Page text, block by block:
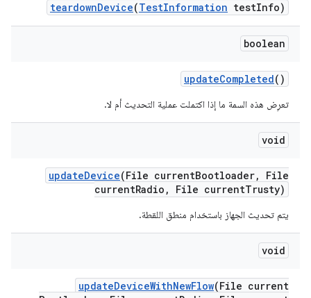
teardownDevice(TestInformation testInfo)
boolean
updateCompleted()
تعرِض هذه السمة ما إذا اكتملت عملية التحديث أم لا.
void
updateDevice(File currentBootloader,
File
currentRadio , File currentTrusty)
يتم تحديث الجهاز باستخدام منطق اللقطة.
void
updateDeviceWithNewFlow(File current